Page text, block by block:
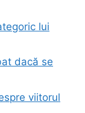
lui
dacă se
viitorul